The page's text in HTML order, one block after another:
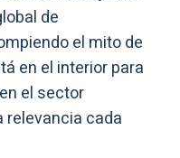
de
el mito de
en el interior para
el sector
relevancia cada